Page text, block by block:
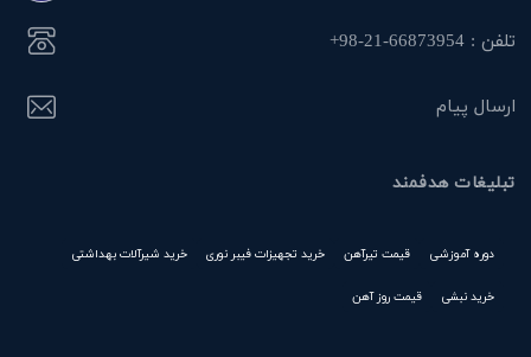
تلفن : 66873954-21-98+
ارسال پیام
تبلیغات هدفمند
دوره آموزشی قیمت تیرآهن خرید تجهیزات فیبر نوری خرید شیرآلات بهداشتی
خرید نبشی قیمت روز آهن